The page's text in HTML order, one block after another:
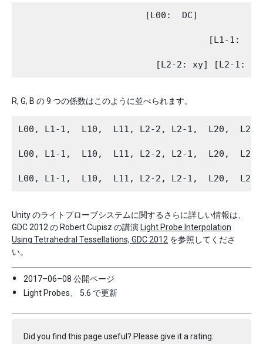
                        [L00:  DC]
[L1-1:
R, G, B の 9 つの係数はこのように並べられます。
L00, L1-1,  L10,  L11, L2-2, L2-1,  L20,  L21,
L00, L1-1,  L10,  L11, L2-2, L2-1,  L20,  L21,
Unity のライトプローブシステムに関するさらに詳しい情報は、
GDC 2012 の Robert Cupisz の講演 Light Probe Interpolation
Using Tetrahedral Tessellations, GDC 2012 を参照してくださ
い。
2017–06–08 公開ページ
Light Probes、 5.6 で更新
Did you find this page useful? Please give it a rating: